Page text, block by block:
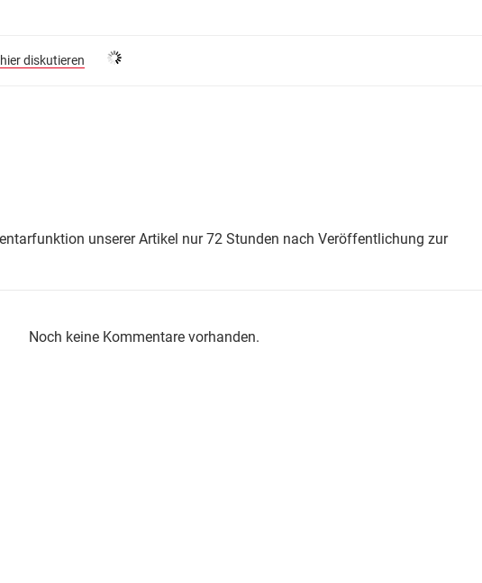
hier diskutieren
unserer Artikel nur 72 Stunden nach Veröffentlichung zur
Noch keine Kommentare vorhanden.